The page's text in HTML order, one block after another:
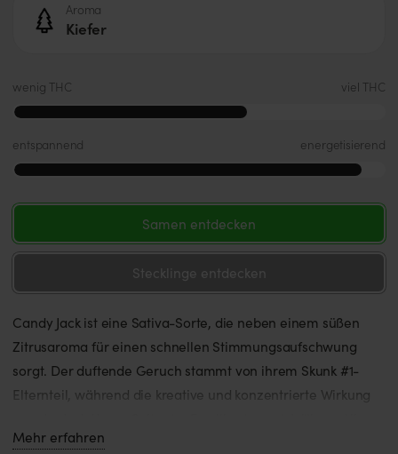
Aroma
Kiefer
wenig THC viel THC
entspannend energetisierend
Samen entdecken
Stecklinge entdecken
Candy Jack ist eine Sativa-Sorte, die neben einem süßen
Zitrusaroma für einen schnellen Stimmungsaufschwung
sorgt. Der duftende Geruch stammt von ihrem Skunk #1-
Elternteil, während die kreative und konzentrierte Wirkung
komplexes Terpenprofil selbst den hartgesottensten Kenner
Mehr erfahren